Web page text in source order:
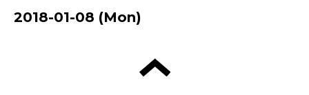
2018-01-08 (Mon)